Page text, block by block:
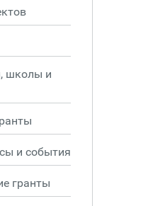
школы и
и события
гранты